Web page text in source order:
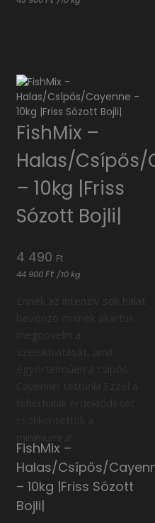
FishMix –
Halas/Csípős/
– 10kg |Friss
Sózott Bojli|
4 490 Ft
44 900Ft /10 kg
FishMix –
Halas/Csípős/
– 10kg |Friss Sózott
Bojli|